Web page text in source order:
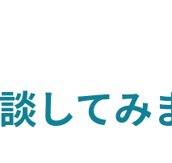
してみ